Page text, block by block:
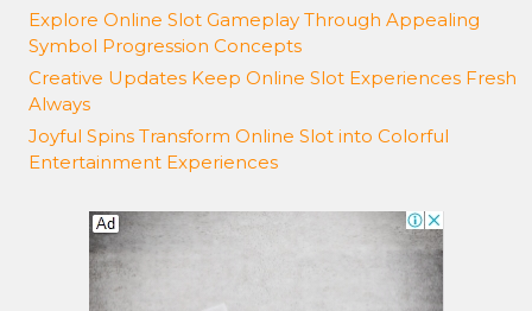
Explore Online Slot Gameplay Through Appealing
Symbol Progression Concepts
Creative Updates Keep Online Slot Experiences Fresh
Always
Joyful Spins Transform Online Slot into Colorful
Entertainment Experiences